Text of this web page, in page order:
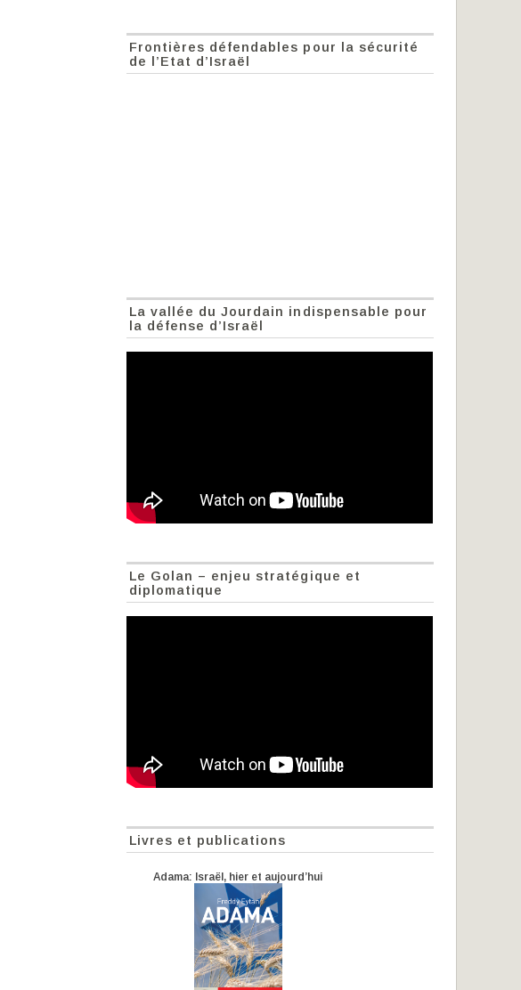
Frontières défendables pour la sécurité
de l’Etat d’Israël
La vallée du Jourdain indispensable pour
la défense d’Israël
Le Golan – enjeu stratégique et
diplomatique
Livres et publications
Adama: Israël, hier et aujourd’hui